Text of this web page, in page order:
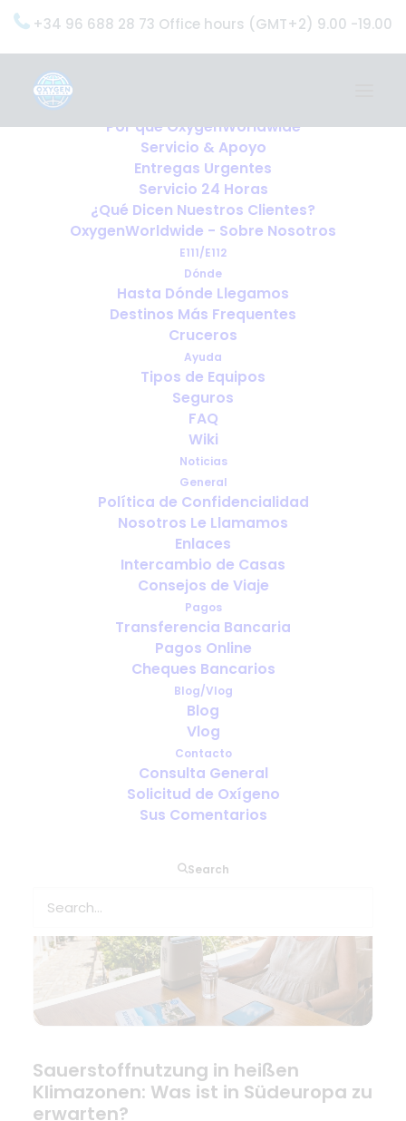
+34 96 688 28 73 Office hours (GMT+2) 9.00 -19.00
OxygenWorldwide (¿Qué Hacemos?)
Por qué OxygenWorldwide
Servicio & Apoyo
Entregas Urgentes
Servicio 24 Horas
¿Qué Dicen Nuestros Clientes?
OxygenWorldwide - Sobre Nosotros
E111/E112
Dónde
Hasta Dónde Llegamos
Destinos Más Frequentes
Cruceros
Ayuda
Tipos de Equipos
Seguros
FAQ
Wiki
Noticias
General
Política de Confidencialidad
Nosotros Le Llamamos
Enlaces
Intercambio de Casas
Consejos de Viaje
Pagos
Transferencia Bancaria
Pagos Online
Cheques Bancarios
Blog/Vlog
Blog
Vlog
Contacto
Consulta General
Solicitud de Oxígeno
Sus Comentarios
Search
Uso de oxígeno en climas cálidos:
qué esperar en el sur de Europa
Utilisation de l’oxygène dans les
climats chauds : à quoi s’attendre
en Europe du Sud
Sauerstoffnutzung in heißen
Klimazonen: Was ist in Südeuropa zu
erwarten?